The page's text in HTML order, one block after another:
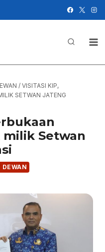
/ VISITASI KIP,
SETWAN JATENG
Setwan
DEWAN